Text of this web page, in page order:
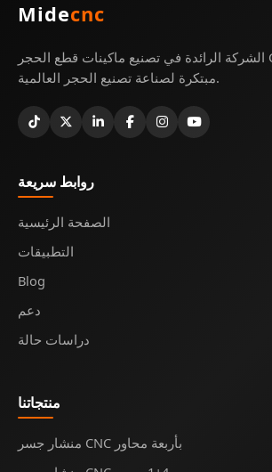
Midecnc
الشركة الرائدة في تصنيع ماكينات قطع الحجر CNC، تقدم حلولًا
مبتكرة لصناعة تصنيع الحجر العالمية.
روابط سريعة
الصفحة الرئيسية
التطبيقات
Blog
دعم
دراسات حالة
منتجاتنا
منشار جسر CNC بأربعة محاور